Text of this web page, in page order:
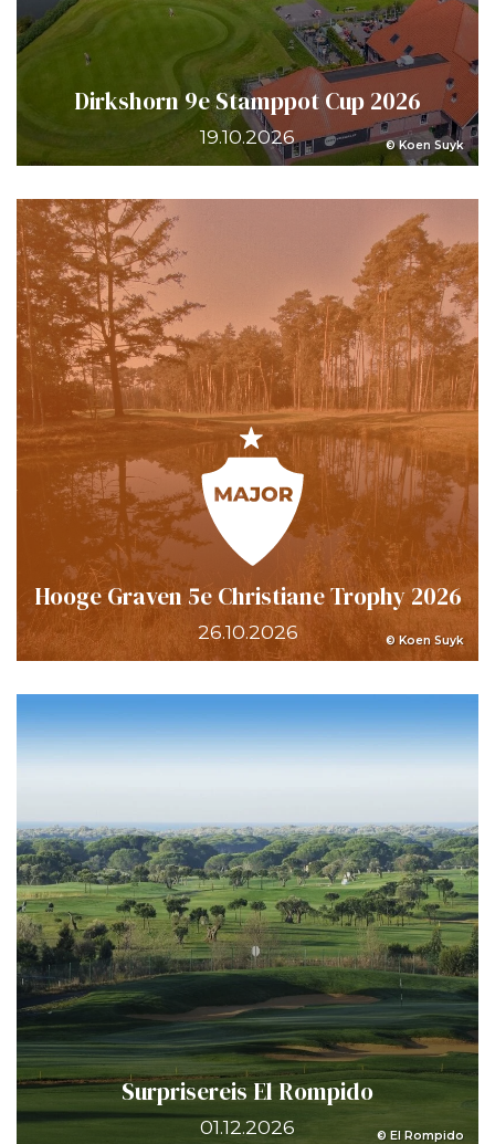
© Koen Suyk
Dirkshorn 9e Stamppot Cup 2026
19.10.2026
© Koen Suyk
Hooge Graven 5e Christiane Trophy 2026
26.10.2026
© El Rompido
Surprisereis El Rompido
01.12.2026